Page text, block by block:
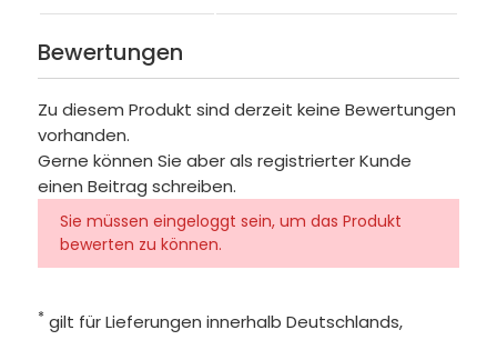
Bewertungen
Zu diesem Produkt sind derzeit keine Bewertungen
vorhanden.
Gerne können Sie aber als registrierter Kunde
einen Beitrag schreiben.
Sie müssen eingeloggt sein, um das Produkt
bewerten zu können.
* gilt für Lieferungen innerhalb Deutschlands,